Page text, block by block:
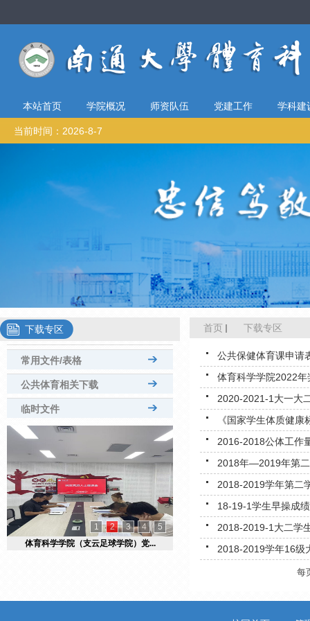
本站首页 学院概况 师资队伍 党建工作 学科建
当前时间：2026-8-7
下载专区
常用文件/表格
公共体育相关下载
临时文件
1 2 3 4
5
体育科学学院（支云足球学院）党...
首页 下载专区
公共保健体育课申请
体育科学学院2022
2020-2021-1大一大
《国家学生体质健
2016-2018公体工作
2018年—2019年第
2018-2019学年第二
18-19-1学生早操成绩
2018-2019-1大二学
2018-2019学年16级
每